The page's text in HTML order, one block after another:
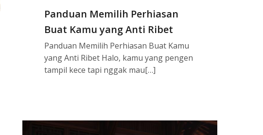
Panduan Memilih Perhiasan
Buat Kamu yang Anti Ribet
Panduan Memilih Perhiasan Buat Kamu
yang Anti Ribet Halo, kamu yang pengen
tampil kece tapi nggak mau[…]